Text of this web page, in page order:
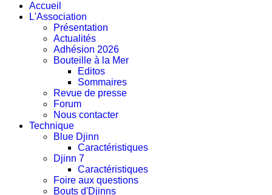
Accueil
L'Association
Présentation
Actualités
Adhésion 2026
Bouteille à la Mer
Editos
Sommaires
Revue de presse
Forum
Nous contacter
Technique
Blue Djinn
Caractéristiques
Djinn 7
Caractéristiques
Foire aux questions
Bouts d'Djinns